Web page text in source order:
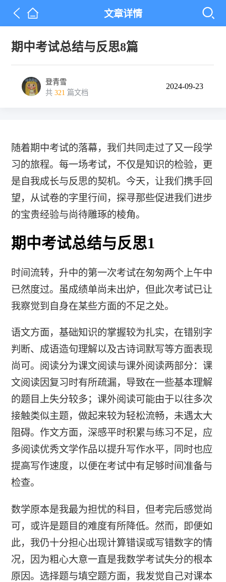
文章详情
期中考试总结与反思8篇
登青雪
共 321 篇文档
2024-09-23
随着期中考试的落幕，我们共同走过了又一段学
习的旅程。每一场考试，不仅是知识的检验，更
是自我成长与反思的契机。今天，让我们携手回
望，从试卷的字里行间，探寻那些促进我们进步
的宝贵经验与尚待雕琢的棱角。
期中考试总结与反思1
时间流转，升中的第一次考试在匆匆两个上午中
已然度过。虽成绩单尚未出炉，但此次考试已让
我察觉到自身在某些方面的不足之处。
语文方面，基础知识的掌握较为扎实，在错别字
判断、成语造句理解以及古诗词默写等方面表现
尚可。阅读分为课文阅读与课外阅读两部分：课
文阅读因复习时有所疏漏，导致在一些基本理解
的题目上失分较多；课外阅读可能由于以往多次
接触类似主题，做起来较为轻松流畅，未遇太大
阻碍。作文方面，深感平时积累与练习不足，应
多阅读优秀文学作品以提升写作水平，同时也应
提高写作速度，以便在考试中有足够时间准备与
检查。
数学原本是我最为担忧的科目，但考完后感觉尚
可，或许是题目的难度有所降低。然而，即便如
此，我仍十分担心出现计算错误或写错数字的情
况，因为粗心大意一直是我数学考试失分的根本
原因。选择题与填空题方面，我发觉自己对课本